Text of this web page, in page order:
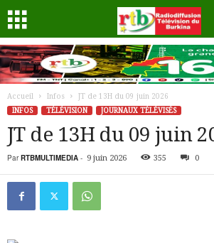
Accueil Infos
JT de 13H du 09 juin 2026
INFOS
TÉLÉVISION JOURNAUX TÉLÉVISÉS
JT de 13H du 09 juin
Par RTBMULTIMEDIA - 9 juin 2026 355 0